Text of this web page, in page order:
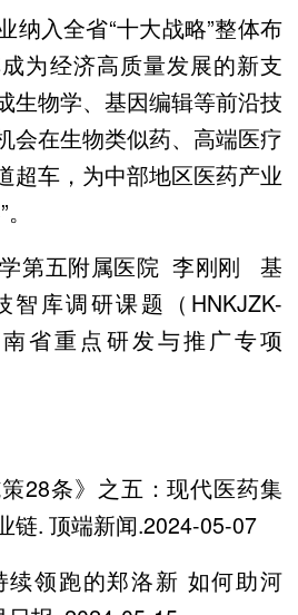
入全省“十大战略”整体布
为经济高质量发展的新支
生物学、基因编辑等前沿技
会在生物类似药、高端医疗
超车，为中部地区医药产业
第五附属医院 李刚刚 基
库调研课题（HNKJZK-
省重点研发与推广专项
28条》之五：现代医药集
. 顶端新闻.2024-05-07
领跑的郑洛新 如何助河